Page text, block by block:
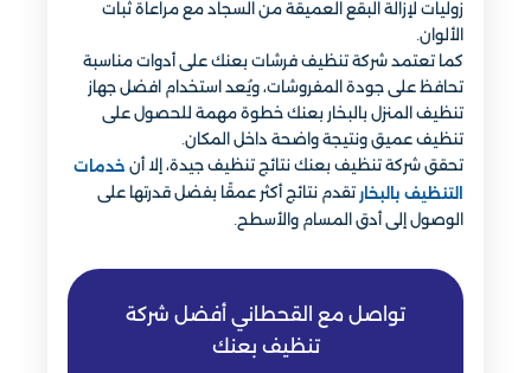
زوليات لإزالة البقع العميقة من السجاد مع مراعاة ثبات
الألوان.
كما تعتمد شركة تنظيف فرشات بعنك على أدوات مناسبة
تحافظ على جودة المفروشات، ويُعد استخدام افضل جهاز
تنظيف المنزل بالبخار بعنك خطوة مهمة للحصول على
تنظيف عميق ونتيجة واضحة داخل المكان.
تحقق شركة تنظيف بعنك نتائج تنظيف جيدة، إلا أن خدمات
التنظيف بالبخار تقدم نتائج أكثر عمقًا بفضل قدرتها على
الوصول إلى أدق المسام والأسطح.
تواصل مع القحطاني أفضل شركة
تنظيف بعنك